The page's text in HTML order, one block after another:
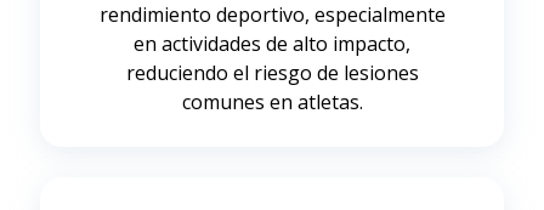
rendimiento deportivo, especialmente
en actividades de alto impacto,
reduciendo el riesgo de lesiones
comunes en atletas.